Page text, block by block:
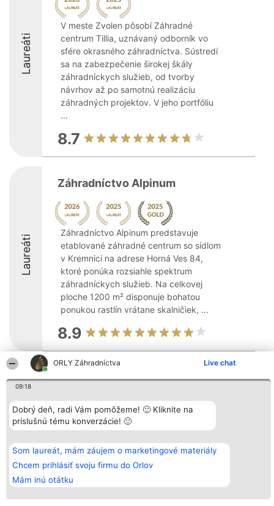
ORLY Záhradníctva Live chat
09:18
Dobrý deň, radi Vám pomôžeme! 🙂 Kliknite na
príslušnú tému konverzácie! 🙂
Som laureát, mám záujem o marketingové materiály
Chcem prihlásiť svoju firmu do Orlov
Mám inú otátku
Laureáti
V meste Zvolen pôsobí Záhradné
centrum Tillia, uznávaný odborník vo
sfére okrasného záhradníctva. Sústredí
sa na zabezpečenie širokej škály
záhradníckych služieb, od tvorby
návrhov až po samotnú realizáciu
záhradných projektov. V jeho portfóliu
...
8.7
Laureáti
Záhradníctvo Alpinum
Záhradníctvo Alpinum predstavuje
etablované záhradné centrum so sídlom
v Kremnici na adrese Horná Ves 84,
ktoré ponúka rozsiahle spektrum
záhradníckych služieb. Na celkovej
ploche 1200 m² disponuje bohatou
ponukou rastlín vrátane skalničiek, ...
8.9
Bright Side Solutions sp. z o.
ul. Ruska 22
Wrocław 50-079
KRS 0000749100 | Regon
381313360 | NIP 8943132676
wszystkich
Laureatów
Podmienky
Obchodné
Zásady
osobných